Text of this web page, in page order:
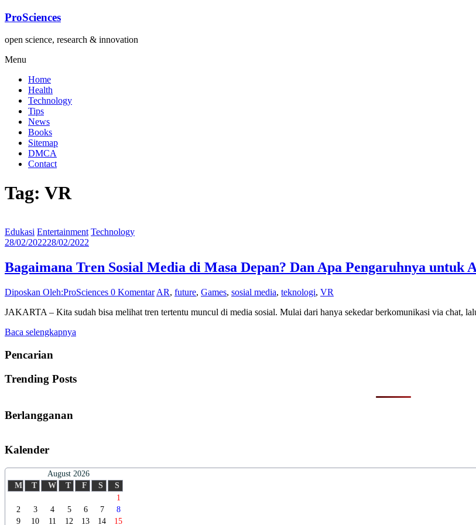
Lompat
konten
ProSciences
open science, research & innovation
Menu
Home
Health
Technology
Tips
News
Books
Sitemap
DMCA
Contact
Tag: VR
Edukasi Entertainment Technology
28/02/202228/02/2022
Bagaimana Tren Sosial Media di Masa Depan? Dan Apa Pengaruhnya untuk
Diposkan Oleh:ProSciences 0 Komentar AR, future, Games, sosial media, teknologi, VR
JAKARTA – Kita sudah bisa melihat tren tertentu muncul di media sosial. Mulai dari hanya sekedar berkomunikasi via chat,
Baca selengkapnya
Pencarian
Trending Posts
Berlangganan
Kalender
August 2026
M
T W T F S
S
1
2
3 4 5 6 7
8
9
10 11 12 13 14 15